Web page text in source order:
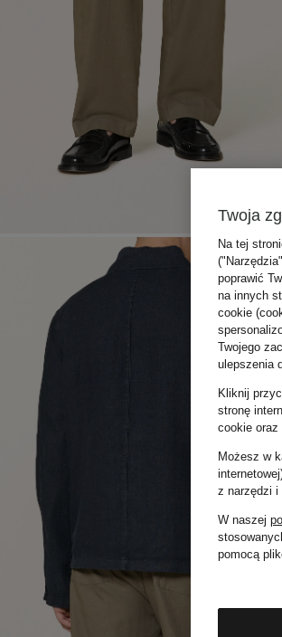
Twoja
Na tej
poprawić
na innych
cookie
Twojego
ulepszenia
Kliknij
stronę
cookie oraz
Możesz w
z narzędzi i
W naszej
pomocą